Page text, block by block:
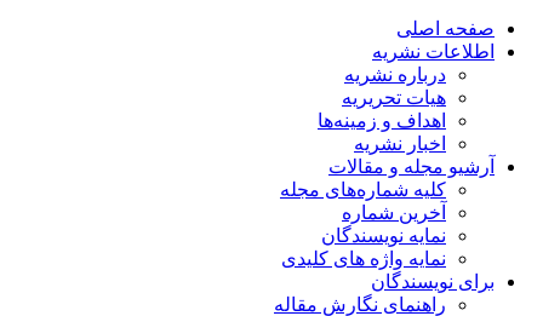
صفحه اصلی
اطلاعات نشریه
درباره نشریه
هیات تحریریه
اهداف و زمینه‌ها
اخبار نشریه
آرشیو مجله و مقالات
کلیه شماره‌های مجله
آخرین شماره
نمایه نویسندگان
نمایه واژه های کلیدی
برای نویسندگان
راهنمای نگارش مقاله